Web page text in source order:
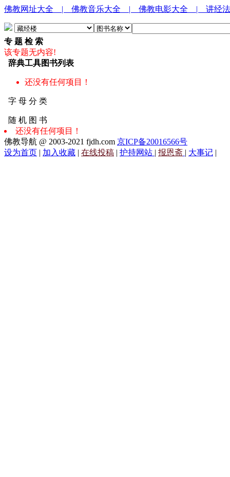
佛教网址大全 | 佛教音乐大全 | 佛教电影大全 | 讲经
专 题 检 索
该专题无内容!
辞典工具图书列表
还没有任何项目！
字 母 分 类
随 机 图 书
还没有任何项目！
佛教导航 @ 2003-2021 fjdh.com 京ICP备20016566号
设为首页 | 加入收藏 | 在线投稿 | 护持网站 | 报恩斋 | 大事记 |